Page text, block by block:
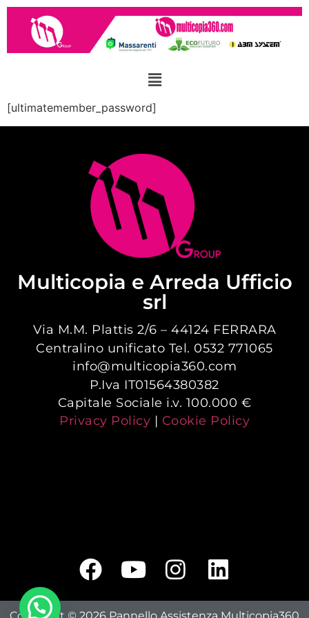
[ultimatemember_password]
Multicopia e Arreda Ufficio
srl
Via M.M. Plattis 2/6 – 44124 FERRARA
Centralino unificato Tel. 0532 771065
info@multicopia360.com
P.Iva IT01564380382
Capitale Sociale i.v. 100.000 €
Privacy Policy | Cookie Policy